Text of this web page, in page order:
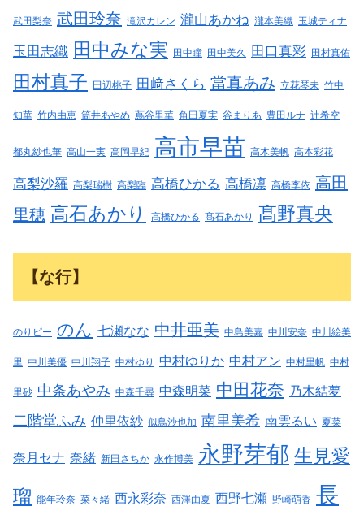
武田梨奈 武田玲奈 滝沢カレン 瀧山あかね 瀧本美織 玉城ティナ
玉田志織 田中みな実 田中瞳 田中美久 田口真彩 田村真佑
田村真子 田辺桃子 田﨑さくら 當真あみ 立花琴未 竹中
知華 竹内由恵 筒井あやめ 蔦谷里華 角田夏実 谷まりあ 豊田ルナ 辻希空
都丸紗也華 高山一実 高岡早紀 高市早苗 高木美帆 高本彩花
高梨沙羅 高梨瑞樹 高梨臨 高橋ひかる 高橋凛 高橋李依 高田
里穂 高石あかり 髙橋ひかる 髙石あかり 髙野真央
【な行】
のりピー のん 七瀬なな 中井亜美 中島美嘉 中川安奈 中川絵美
里 中川美優 中川翔子 中村ゆり 中村ゆりか 中村アン 中村里帆 中村
里砂 中条あやみ 中森千尋 中森明菜 中田花奈 乃木結夢
二階堂ふみ 仲里依紗 似鳥沙也加 南里美希 南雲るい 夏菜
奈月セナ 奈緒 新田さちか 永作博美 永野芽郁 生見愛
瑠 能年玲奈 菜々緒 西永彩奈 西澤由夏 西野七瀬 野崎萌香 長